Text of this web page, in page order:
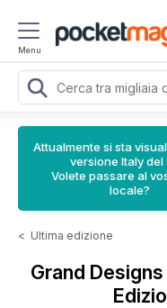
Menu
Attualmente si sta
versione Italy del
Volete passare al
locale?
< Ultima edizione
Grand